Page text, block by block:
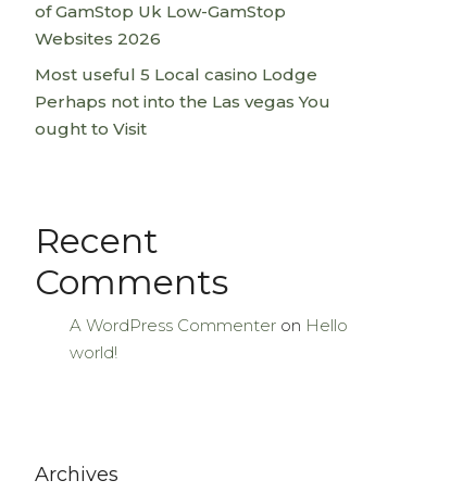
of GamStop Uk Low-GamStop
Websites 2026
Most useful 5 Local casino Lodge
Perhaps not into the Las vegas You
ought to Visit
Recent
Comments
A WordPress Commenter on Hello
world!
Archives